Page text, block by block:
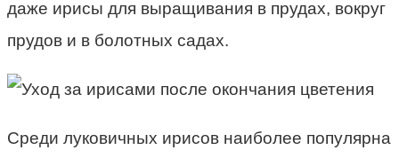
даже ирисы для выращивания в прудах, вокруг
прудов и в болотных садах.
Среди луковичных ирисов наиболее популярна